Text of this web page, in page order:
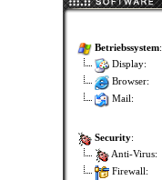
Betriebssystem:
Display:
Browser:
Mail:
Security:
Anti-Virus:
Firewall: